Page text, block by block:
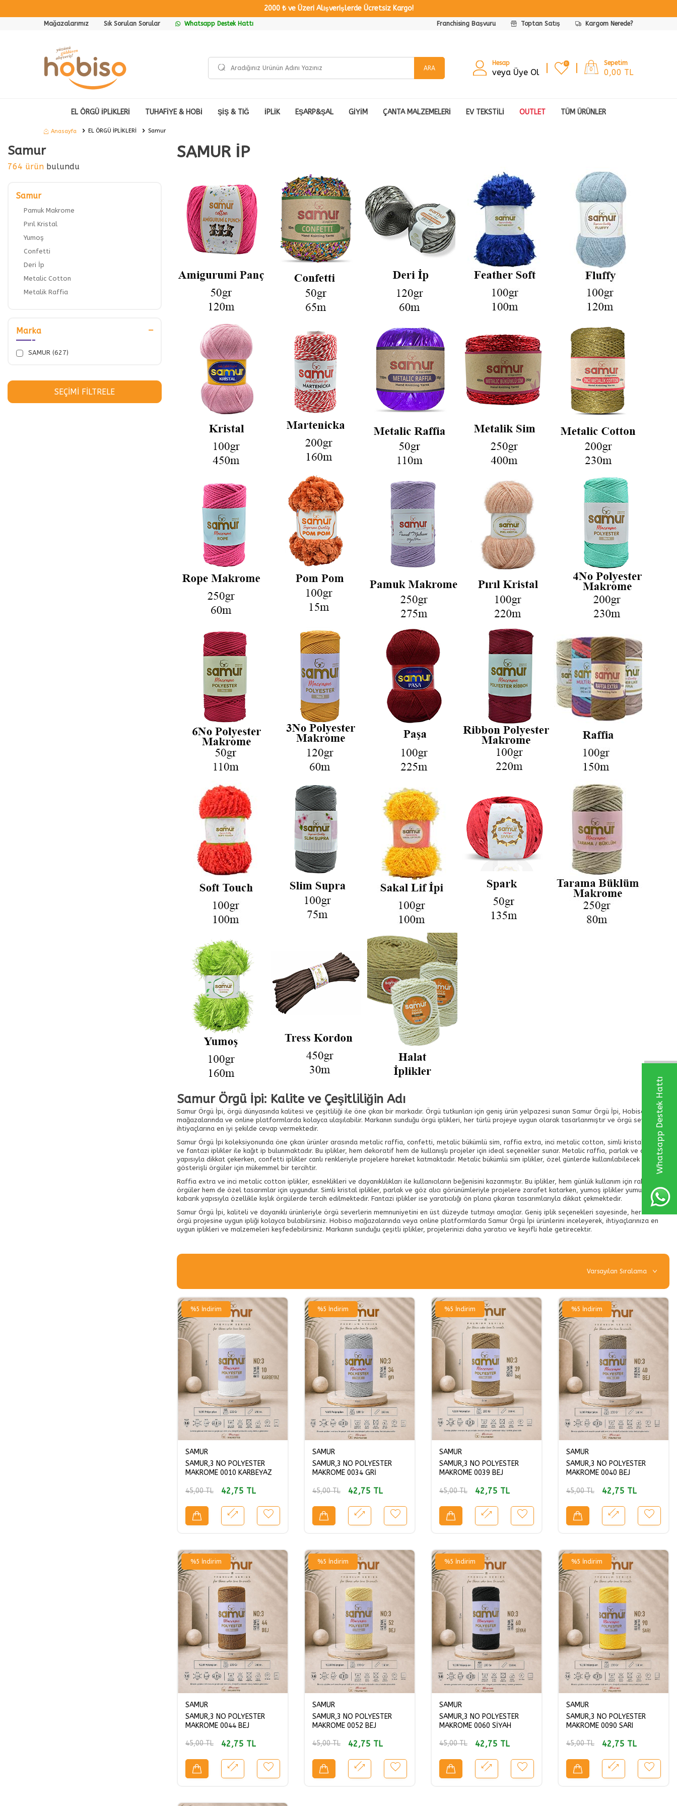
Whatsapp Destek Hattı
2000 ₺ ve Üzeri Alışverişlerde Ücretsiz Kargo!
Mağazalarımız Sık Sorulan Sorular Whatsapp Destek Hattı Franchising Başvuru Toptan Satış Kargom Nerede?
ARA
Hesap
veya Üye Ol
0
0
Sepetim
0,00 TL
EL ÖRGÜ İPLİKLERİ TUHAFİYE & HOBİ ŞİŞ & TIĞ İPLİK EŞARP&ŞAL GİYİM ÇANTA MALZEMELERİ EV TEKSTILI OUTLET TÜM ÜRÜNLER
Anasayfa EL ÖRGÜ İPLİKLERİ Samur
Samur
764 ürün bulundu
Samur
Pamuk Makrome
Pırıl Kristal
Yumoş
Confetti
Deri İp
Metalic Cotton
Metalik Raffia
Slim Supra
4 NO POLYESTER MAKROME
Marka
SAMUR (627)
SEÇIMI FILTRELE
SAMUR İP
Samur Örgü İpi: Kalite ve Çeşitliliğin Adı
Samur Örgü İpi, örgü dünyasında kalitesi ve çeşitliliği ile öne çıkan bir markadır. Örgü tutkunları için geniş ürün yelpazesi sunan Samur Örgü İpi, Hobiso
mağazalarında ve online platformlarda kolayca ulaşılabilir. Markanın sunduğu örgü iplikleri, her türlü projeye uygun olarak tasarlanmıştır ve örgü severlerin
ihtiyaçlarına en iyi şekilde cevap vermektedir.
Samur Örgü İpi koleksiyonunda öne çıkan ürünler arasında metalic raffia, confetti, metalic bükümlü sim, raffia extra, inci metalic cotton, simli kristal, yumoş
ve fantazi iplikler ile kağıt ip bulunmaktadır. Bu iplikler, hem dekoratif hem de kullanışlı projeler için ideal seçenekler sunar. Metalic raffia, parlak ve dayanıklı
yapısıyla dikkat çekerken, confetti iplikler canlı renkleriyle projelere hareket katmaktadır. Metalic bükümlü sim iplikler, özel günlerde kullanılabilecek şık ve
gösterişli örgüler için mükemmel bir tercihtir.
Raffia extra ve inci metalic cotton iplikler, esneklikleri ve dayanıklılıkları ile kullanıcıların beğenisini kazanmıştır. Bu iplikler, hem günlük kullanım için rahat
örgüler hem de özel tasarımlar için uygundur. Simli kristal iplikler, parlak ve göz alıcı görünümleriyle projelere zarafet katarken, yumoş iplikler yumuşak ve
kabarık yapısıyla özellikle kışlık örgülerde tercih edilmektedir. Fantazi iplikler ise yaratıcılığı ön plana çıkaran tasarımlarıyla dikkat çekmektedir.
Samur Örgü İpi, kaliteli ve dayanıklı ürünleriyle örgü severlerin memnuniyetini en üst düzeyde tutmayı amaçlar. Geniş iplik seçenekleri sayesinde, her türden
örgü projesine uygun ipliği kolayca bulabilirsiniz. Hobiso mağazalarında veya online platformlarda Samur Örgü İpi ürünlerini inceleyerek, ihtiyaçlarınıza en
uygun iplikleri ve malzemeleri keşfedebilirsiniz. Markanın sunduğu çeşitli iplikler, projelerinizi daha yaratıcı ve keyifli hale getirecektir.
%5 İndirim
SAMUR
SAMUR,3 NO POLYESTER
MAKROME 0010 KARBEYAZ
45,00TL 42,75 TL
%5 İndirim
SAMUR
SAMUR,3 NO POLYESTER
MAKROME 0034 GRİ
45,00TL 42,75 TL
%5 İndirim
SAMUR
SAMUR,3 NO POLYESTER
MAKROME 0039 BEJ
45,00TL 42,75 TL
%5 İndirim
SAMUR
SAMUR,3 NO POLYESTER
MAKROME 0040 BEJ
45,00TL 42,75 TL
%5 İndirim
SAMUR
SAMUR,3 NO POLYESTER
MAKROME 0044 BEJ
45,00TL 42,75 TL
%5 İndirim
SAMUR
SAMUR,3 NO POLYESTER
MAKROME 0052 BEJ
45,00TL 42,75 TL
%5 İndirim
SAMUR
SAMUR,3 NO POLYESTER
MAKROME 0060 SİYAH
45,00TL 42,75 TL
%5 İndirim
SAMUR
SAMUR,3 NO POLYESTER
MAKROME 0090 SARI
45,00TL 42,75 TL